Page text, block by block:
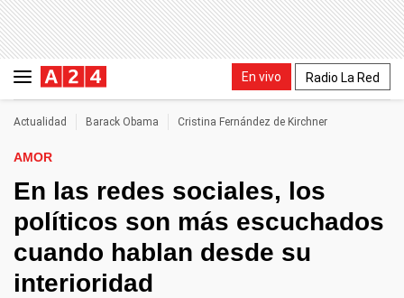
En vivo Radio La Red
Actualidad Barack Obama Cristina Fernández de Kirchner
AMOR
En las redes sociales, los
políticos son más escuchados
cuando hablan desde su
interioridad